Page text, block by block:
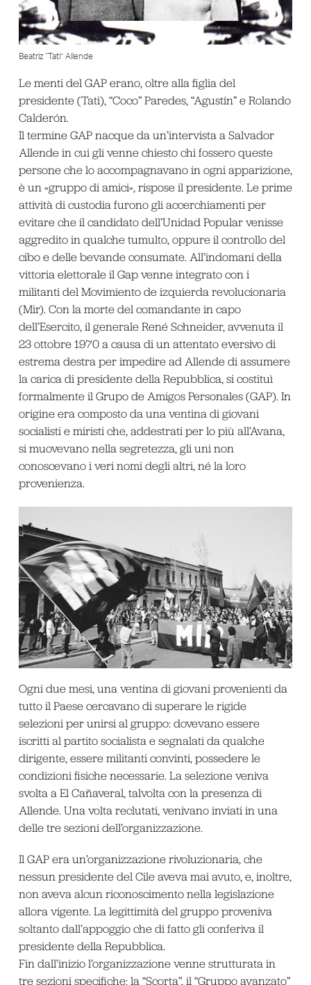
Beatriz “Tati” Allende
Le menti del GAP erano, oltre alla figlia del
presidente (Tati), “Coco” Paredes, “Agustín” e Rolando
Calderón.
Il termine GAP nacque da un’intervista a Salvador
Allende in cui gli venne chiesto chi fossero queste
persone che lo accompagnavano in ogni apparizione,
è un «gruppo di amici», rispose il presidente. Le prime
attività di custodia furono gli accerchiamenti per
evitare che il candidato dell’Unidad Popular venisse
aggredito in qualche tumulto, oppure il controllo del
cibo e delle bevande consumate. All’indomani della
vittoria elettorale il Gap venne integrato con i
militanti del Movimiento de izquierda revolucionaria
(Mir). Con la morte del comandante in capo
dell’Esercito, il generale René Schneider, avvenuta il
23 ottobre 1970 a causa di un attentato eversivo di
estrema destra per impedire ad Allende di assumere
la carica di presidente della Repubblica, si costituì
formalmente il Grupo de Amigos Personales (GAP). In
origine era composto da una ventina di giovani
socialisti e miristi che, addestrati per lo più all’Avana,
si muovevano nella segretezza, gli uni non
conoscevano i veri nomi degli altri, né la loro
provenienza.
Ogni due mesi, una ventina di giovani provenienti da
tutto il Paese cercavano di superare le rigide
selezioni per unirsi al gruppo: dovevano essere
iscritti al partito socialista e segnalati da qualche
dirigente, essere militanti convinti, possedere le
condizioni fisiche necessarie. La selezione veniva
svolta a El Cañaveral, talvolta con la presenza di
Allende. Una volta reclutati, venivano inviati in una
delle tre sezioni dell’organizzazione.
Il GAP era un’organizzazione rivoluzionaria, che
nessun presidente del Cile aveva mai avuto, e, inoltre,
non aveva alcun riconoscimento nella legislazione
allora vigente. La legittimità del gruppo proveniva
soltanto dall’appoggio che di fatto gli conferiva il
presidente della Repubblica.
Fin dall’inizio l’organizzazione venne strutturata in
tre sezioni specifiche: la “Scorta”, il “Gruppo avanzato”